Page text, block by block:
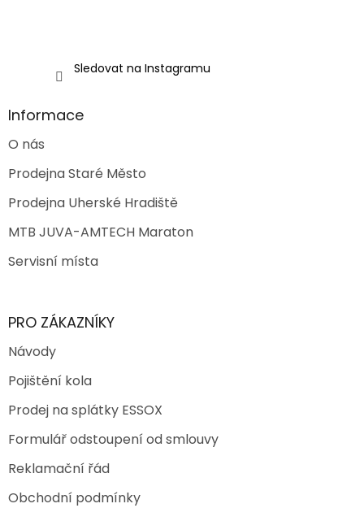
Sledovat na Instagramu
Informace
O nás
Prodejna Staré Město
Prodejna Uherské Hradiště
MTB JUVA-AMTECH Maraton
Servisní místa
PRO ZÁKAZNÍKY
Návody
Pojištění kola
Prodej na splátky ESSOX
Formulář odstoupení od smlouvy
Reklamační řád
Obchodní podmínky